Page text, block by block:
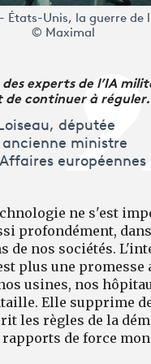
États-Unis, la guerre de
© Maximal
experts de l’IA
de continuer à réguler.
députée
ministre
européennes
ne s'est
profondément,
de nos sociétés.
plus une promesse
usines, nos
Elle supprime
les règles de la
de force